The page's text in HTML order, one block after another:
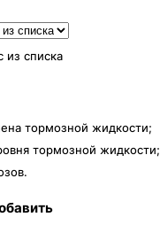
из списка
тормозной жидкости;
тормозной жидкости;